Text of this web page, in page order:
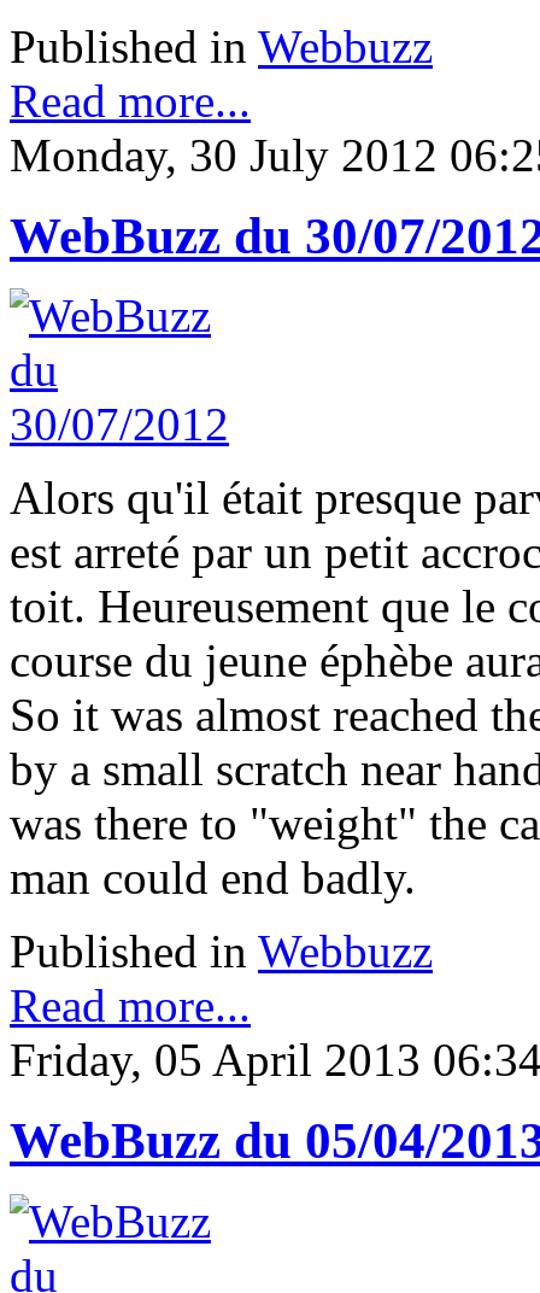
Published in Webbuzz
Read more...
Monday, 30 July 2012
WebBuzz du 30/07/
Alors qu'il était presque
est arreté par un petit
toit. Heureusement que le
course du jeune éphèbe
So it was almost reached
by a small scratch near
was there to "weight" the
man could end badly.
Published in Webbuzz
Read more...
Friday, 05 April 2013
WebBuzz du 05/04/